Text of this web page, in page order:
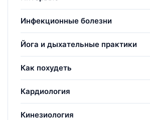
Инфекционные болезни
Йога и дыхательные практики
Как похудеть
Кардиология
Кинезиология